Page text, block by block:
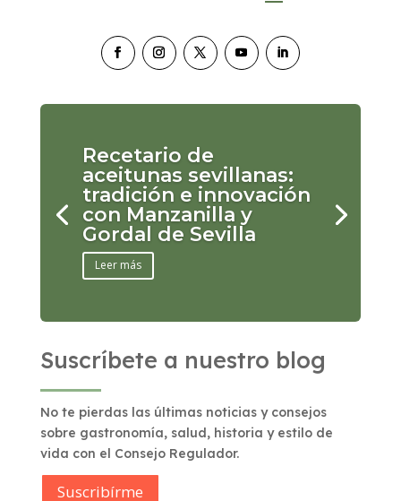
Recetario de
aceitunas sevillanas:
tradición e innovación
con Manzanilla y
Gordal de Sevilla
Leer más
Suscríbete a nuestro blog
No te pierdas las últimas noticias y consejos
sobre gastronomía, salud, historia y estilo de
vida con el Consejo Regulador.
Suscribírme